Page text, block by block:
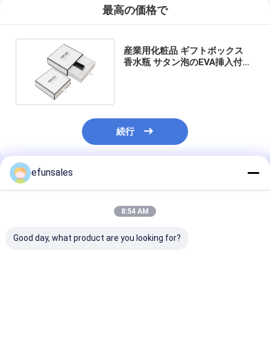
最高の価格で
産業用化粧品 ギフトボックス
香水瓶 サタン泡のEVA挿入付き
続行
推薦されたプロダクト
efunsales
8:54 AM
Good day, what product are you looking for?